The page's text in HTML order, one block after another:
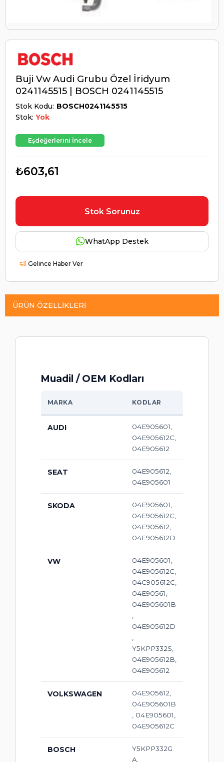
Buji Vw Audi Grubu Özel İridyum
0241145515 | BOSCH 0241145515
Stok Kodu BOSCH0241145515
Stok: Yok
Eşdeğerlerini İncele
₺603,61
Stok Sorunuz
WhatApp Destek
Gelince Haber Ver
ÜRÜN ÖZELLIKLERI
Muadil / OEM Kodları
MARKA KODLAR
AUDI
04E905601,
04E905612C,
04E905612
SEAT
04E905612,
04E905601
SKODA
04E905601,
04E905612C,
04E905612,
04E905612D
VW
04E905601,
04E905612C,
04C905612C,
04E90561,
04E905601B
04E905612D
Y5KPP332S,
04E905612B,
04E905612
VOLKSWAGEN
04E905612,
04E905601B
, 04E905601,
04E905612C
BOSCH
Y5KPP332G
A,